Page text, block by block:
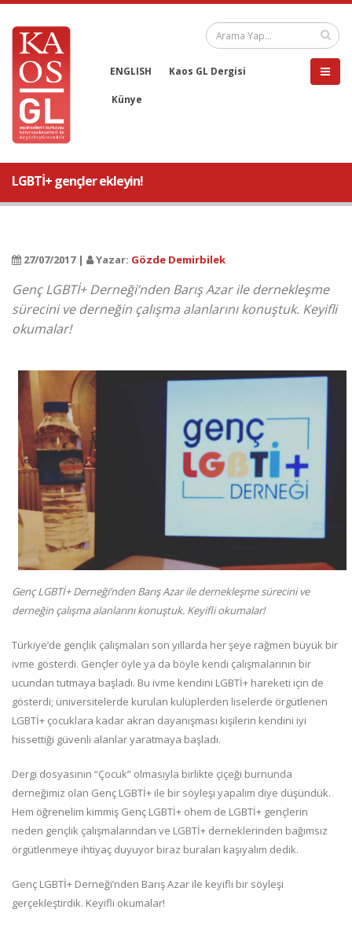
ENGLISH Kaos GL Dergisi
Künye
LGBTİ+ gençler ekleyin!
27/07/2017 | Yazar: Gözde Demirbilek
Genç LGBTİ+ Derneği’nden Barış Azar ile dernekleşme
sürecini ve derneğin çalışma alanlarını konuştuk. Keyifli
okumalar!
Genç LGBTİ+ Derneği’nden Barış Azar ile dernekleşme sürecini ve
derneğin çalışma alanlarını konuştuk. Keyifli okumalar!
Türkiye’de gençlik çalışmaları son yıllarda her şeye rağmen büyük bir
ivme gösterdi. Gençler öyle ya da böyle kendi çalışmalarının bir
ucundan tutmaya başladı. Bu ivme kendini LGBTİ+ hareketi için de
gösterdi; üniversitelerde kurulan kulüplerden liselerde örgütlenen
LGBTİ+ çocuklara kadar akran dayanışması kişilerin kendini iyi
hissettiği güvenli alanlar yaratmaya başladı.
Dergi dosyasının “Çocuk” olmasıyla birlikte çiçeği burnunda
derneğimiz olan Genç LGBTİ+ ile bir söyleşi yapalım diye düşündük.
Hem öğrenelim kimmiş Genç LGBTİ+ ohem de LGBTİ+ gençlerin
neden gençlik çalışmalarından ve LGBTİ+ derneklerinden bağımsız
örgütlenmeye ihtiyaç duyuyor biraz buraları kaşıyalım dedik.
Genç LGBTİ+ Derneği’nden Barış Azar ile keyifli bir söyleşi
gerçekleştirdik. Keyifli okumalar!